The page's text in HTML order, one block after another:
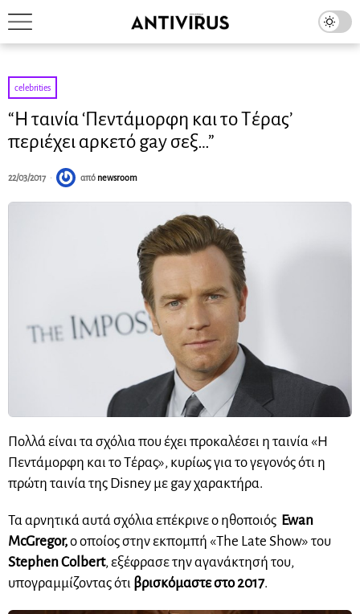
celebrities
“H ταινία ‘Πεντάμορφη και το Τέρας’
περιέχει αρκετό gay σεξ…”
22/03/2017 από newsroom
Πολλά είναι τα σχόλια που έχει προκαλέσει η ταινία «Η
Πεντάμορφη και το Τέρας», κυρίως για το γεγονός ότι η
πρώτη ταινία της Disney με gay χαρακτήρα.
Τα αρνητικά αυτά σχόλια επέκρινε ο ηθοποιός Ewan
McGregor,ο οποίος στην εκπομπή «The Late Show» του
Stephen Colbert, εξέφρασε την αγανάκτησή του,
υπογραμμίζοντας ότι βρισκόμαστε στο 2017.